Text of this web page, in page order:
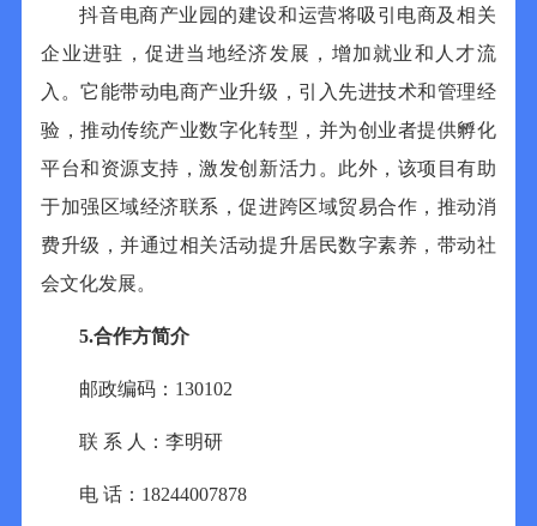
抖音电商产业园的建设和运营将吸引电商及相关
企业进驻，促进当地经济发展，增加就业和人才流
入。它能带动电商产业升级，引入先进技术和管理经
验，推动传统产业数字化转型，并为创业者提供孵化
平台和资源支持，激发创新活力。此外，该项目有助
于加强区域经济联系，促进跨区域贸易合作，推动消
费升级，并通过相关活动提升居民数字素养，带动社
会文化发展。
5.合作方简介
邮政编码： 130102
联 系 人：李明研
电 话： 18244007878